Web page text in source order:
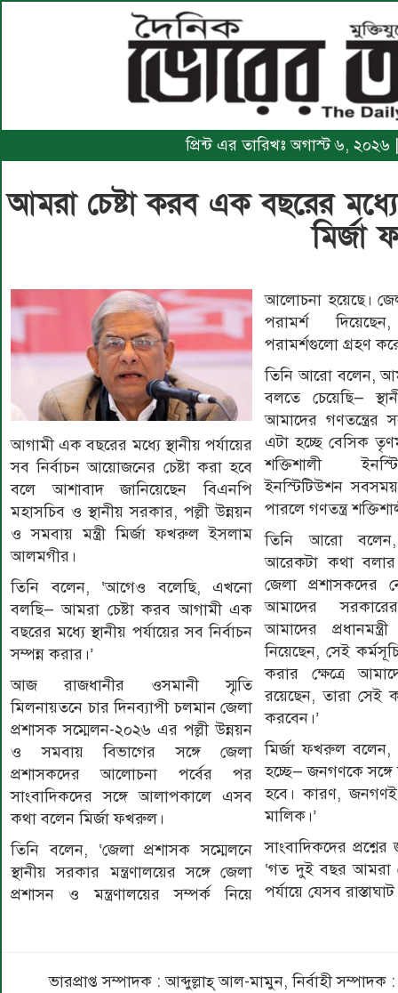
প্রিন্ট এর তারিখঃ অগাস্ট ৬,
আমরা চেষ্টা করব এক বছরের মধ্যে
আগামী এক বছরের মধ্যে স্থানীয় পর্যায়ের
সব নির্বাচন আয়োজনের চেষ্টা করা হবে
বলে আশাবাদ জানিয়েছেন বিএনপি
মহাসচিব ও স্থানীয় সরকার, পল্লী উন্নয়ন
ও সমবায় মন্ত্রী মির্জা ফখরুল ইসলাম
আলমগীর।
তিনি বলেন, ‘আগেও বলেছি, এখনো
বলছি— আমরা চেষ্টা করব আগামী এক
বছরের মধ্যে স্থানীয় পর্যায়ের সব নির্বাচন
সম্পন্ন করার।’
আজ রাজধানীর ওসমানী স্মৃতি
মিলনায়তনে চার দিনব্যাপী চলমান জেলা
প্রশাসক সম্মেলন-২০২৬ এর পল্লী উন্নয়ন
ও সমবায় বিভাগের সঙ্গে জেলা
প্রশাসকদের আলোচনা পর্বের পর
সাংবাদিকদের সঙ্গে আলাপকালে এসব
কথা বলেন মির্জা ফখরুল।
তিনি বলেন, ‘জেলা প্রশাসক সম্মেলনে
স্থানীয় সরকার মন্ত্রণালয়ের সঙ্গে জেলা
প্রশাসন ও মন্ত্রণালয়ের সম্পর্ক নিয়ে
আলোচনা হয়েছে।
পরামর্শ
পরামর্শগুলো গ্রহণ
তিনি আরো বলেন,
বলতে চেয়েছি—
আমাদের গণতন্ত্রের
এটা হচ্ছে বেসিক
শক্তিশালী
ইনস্টিটিউশন
পারলে গণতন্ত্র
তিনি আরো
আরেকটা কথা বলার
জেলা প্রশাসকদের
আমাদের
আমাদের
নিয়েছেন, সেই
করার ক্ষেত্রে
রয়েছেন, তারা সেই
করবেন।’
মির্জা ফখরুল বলেন,
হচ্ছে— জনগণকে
হবে। কারণ,
মালিক।’
সাংবাদিকদের প্রশ্নের
‘গত দুই বছর আমরা
পর্যায়ে যেসব
ভারপ্রাপ্ত সম্পাদক : আব্দুল্লাহ্ আল-মামুন, নির্বাহী